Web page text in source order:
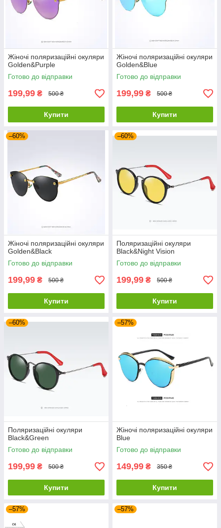
Жіночі поляризаційні окуляри
Golden&Purple
Готово до відправки
199,99 ₴ 500 ₴
Купити
Жіночі поляризаційні окуляри
Golden&Blue
Готово до відправки
199,99 ₴ 500 ₴
Купити
–60%
Жіночі поляризаційні окуляри
Golden&Black
Готово до відправки
199,99 ₴ 500 ₴
Купити
–60%
Поляризаційні окуляри
Black&Night Vision
Готово до відправки
199,99 ₴ 500 ₴
Купити
–60%
Поляризаційні окуляри
Black&Green
Готово до відправки
199,99 ₴ 500 ₴
Купити
–57%
Жіночі поляризаційні окуляри
Blue
Готово до відправки
149,99 ₴ 350 ₴
Купити
–57% –57%